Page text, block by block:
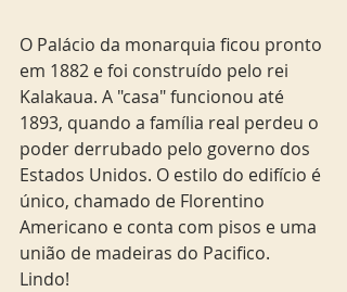
O Palácio da monarquia ficou pronto
em 1882 e foi construído pelo rei
Kalakaua. A "casa" funcionou até
1893, quando a família real perdeu o
poder derrubado pelo governo dos
Estados Unidos. O estilo do edifício é
único, chamado de Florentino
Americano e conta com pisos e uma
união de madeiras do Pacifico.
Lindo!